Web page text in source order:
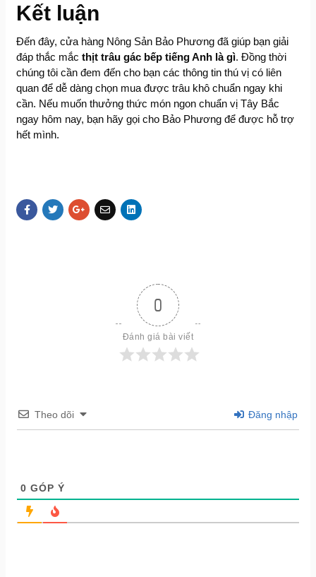
Kết luận
Đến đây, cửa hàng Nông Sản Bảo Phương đã giúp bạn giải
đáp thắc mắc thịt trâu gác bếp tiếng Anh là gì. Đồng thời
chúng tôi cần đem đến cho bạn các thông tin thú vị có liên
quan để dễ dàng chọn mua được trâu khô chuẩn ngay khi
cần. Nếu muốn thưởng thức món ngon chuẩn vị Tây Bắc
ngay hôm nay, bạn hãy gọi cho Bảo Phương để được hỗ trợ
hết mình.
0
Đánh giá bài viết
Theo dõi Đăng nhập
0 GÓP Ý